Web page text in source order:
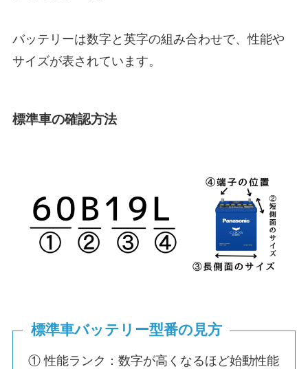
バッテリーは数字と英字の組み合わせで、性能や
サイズが表されています。
標準車の確認方法
標準車バッテリー型番の見方
① 性能ランク：数字が高くなるほど始動性能